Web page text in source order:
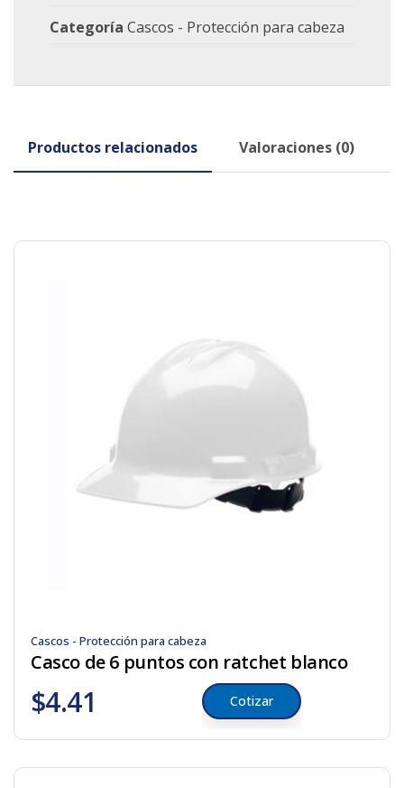
Categoría Cascos - Protección para cabeza
Productos relacionados Valoraciones (0)
Cascos - Protección para cabeza
Casco de 6 puntos con ratchet blanco
$4.41 Cotizar